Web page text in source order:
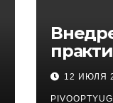
12 ИЮЛЯ